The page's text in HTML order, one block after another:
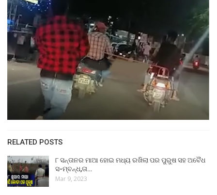
RELATED POSTS
୮ ସନ୍ତାନର ମାଆ ହୋଇ ମଧ୍ୟ ରଖିଲା ପର ପୁରୁଷ ସହ ଅବୈଧ
ସ-ମ୍ବନ୍ଧ,ତା…
Mar 9, 2023